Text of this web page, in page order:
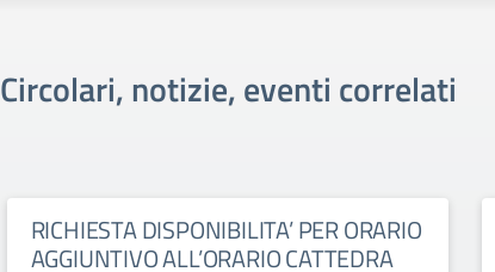
Circolari, notizie, eventi correlati
RICHIESTA DISPONIBILITA’ PER ORARIO
AGGIUNTIVO ALL’ORARIO CATTEDRA